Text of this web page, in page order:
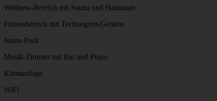
Wellness-Bereich mit Sauna und Hammam
Fitnessbereich mit Technogym-Geräten
Innen-Pool
Musik-Zimmer mit Bar und Piano
Klimaanlage
WiFi